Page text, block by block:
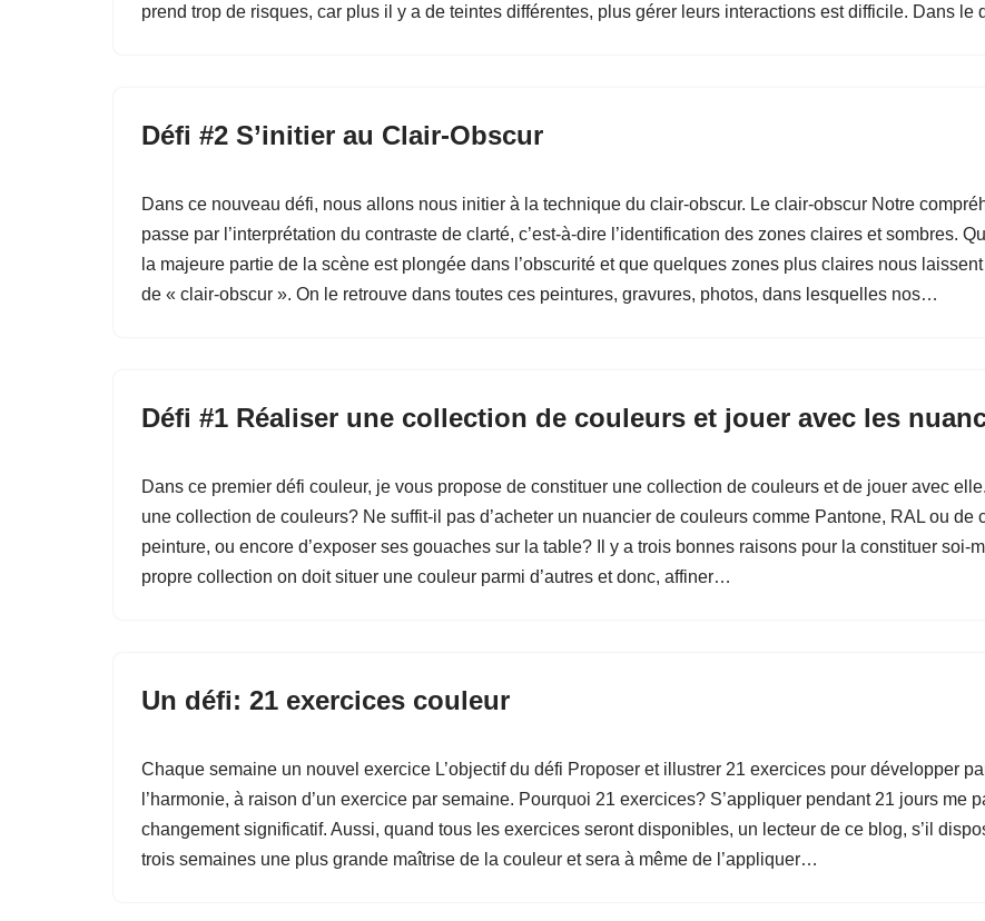
prend trop de risques, car plus il y a de teintes différentes, plus gérer leurs interactions est difficile. Dans le
Défi #2 S’initier au Clair-Obscur
Dans ce nouveau défi, nous allons nous initier à la technique du clair-obscur. Le clair-obscur Notre
passe par l’interprétation du contraste de clarté, c’est-à-dire l’identification des zones claires et sombres.
la majeure partie de la scène est plongée dans l’obscurité et que quelques zones plus claires nous
de « clair-obscur ». On le retrouve dans toutes ces peintures, gravures, photos, dans lesquelles nos…
Défi #1 Réaliser une collection de couleurs et jouer avec les
Dans ce premier défi couleur, je vous propose de constituer une collection de couleurs et de jouer avec
une collection de couleurs? Ne suffit-il pas d’acheter un nuancier de couleurs comme Pantone, RAL ou de
peinture, ou encore d’exposer ses gouaches sur la table? Il y a trois bonnes raisons pour la constituer soi-
propre collection on doit situer une couleur parmi d’autres et donc, affiner…
Un défi: 21 exercices couleur
Chaque semaine un nouvel exercice L’objectif du défi Proposer et illustrer 21 exercices pour développer
l’harmonie, à raison d’un exercice par semaine. Pourquoi 21 exercices? S’appliquer pendant 21 jours me
changement significatif. Aussi, quand tous les exercices seront disponibles, un lecteur de ce blog, s’il
trois semaines une plus grande maîtrise de la couleur et sera à même de l’appliquer…